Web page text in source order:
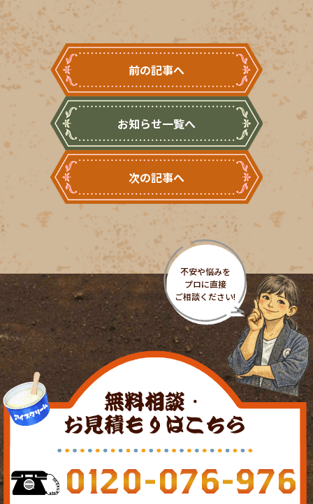
前の記事へ
お知らせ一覧へ
次の記事へ
無料相談・
お見積もりはこちら
0120-076-976